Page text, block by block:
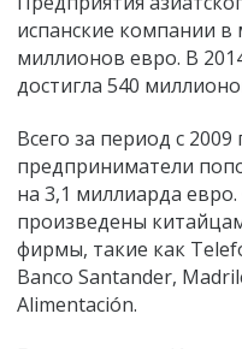
испанские компании
миллионов евро. В
достигла 540
Всего за период с 2009
предприниматели
на 3,1 миллиарда
произведены
фирмы, такие как
Banco Santander,
Alimentación.